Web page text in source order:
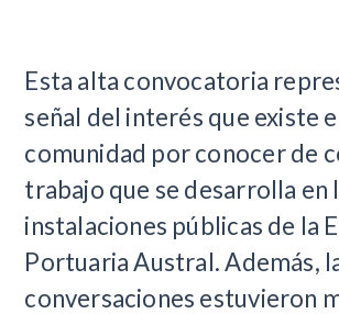
Esta alta convocatoria
señal del interés que existe
comunidad por conocer de
trabajo que se desarrolla en
instalaciones públicas de la
Portuaria Austral. Además,
conversaciones estuvieron